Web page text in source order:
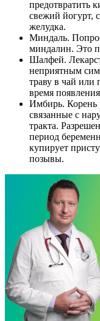
предотвратить
свежий йогурт,
желудка.
Миндаль.
миндалин. Это
Шалфей.
неприятным
траву в чай или
время
Имбирь. Корень
связанные с
тракта.
период
купирует
позывы.